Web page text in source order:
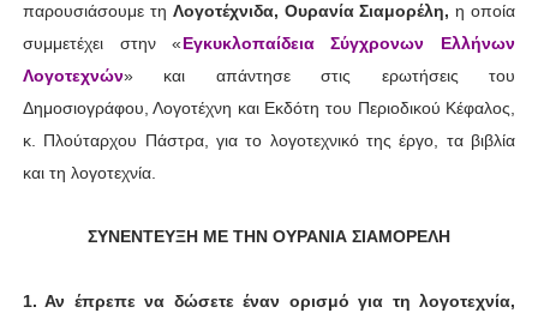
παρουσιάσουμε τη Λογοτέχνιδα, Ουρανία Σιαμορέλη, η οποία
συμμετέχει στην «Εγκυκλοπαίδεια Σύγχρονων Ελλήνων
Λογοτεχνών» και απάντησε στις ερωτήσεις του
Δημοσιογράφου, Λογοτέχνη και Εκδότη του Περιοδικού Κέφαλος,
κ. Πλούταρχου Πάστρα, για το λογοτεχνικό της έργο, τα βιβλία
και τη λογοτεχνία.
ΣΥΝΕΝΤΕΥΞΗ ΜΕ ΤΗΝ ΟΥΡΑΝΙΑ ΣΙΑΜΟΡΕΛΗ
1. Αν έπρεπε να δώσετε έναν ορισμό για τη λογοτεχνία,